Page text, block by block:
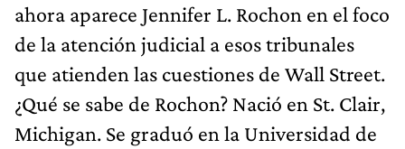
ahora aparece Jennifer L. Rochon en el foco
de la atención judicial a esos tribunales
que atienden las cuestiones de Wall Street.
¿Qué se sabe de Rochon? Nació en St. Clair,
Michigan. Se graduó en la Universidad de